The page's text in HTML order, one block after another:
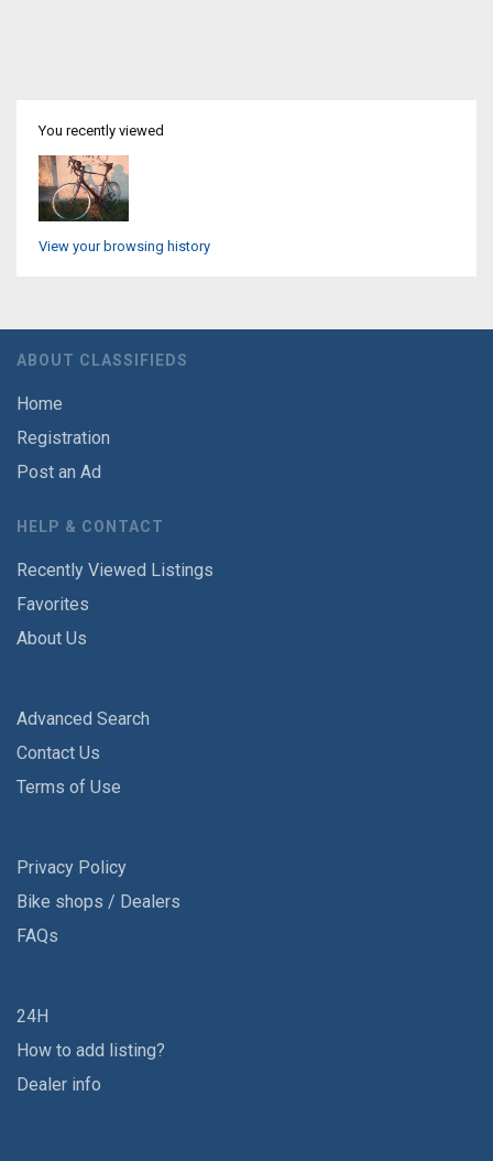
You recently viewed
View your browsing history
ABOUT CLASSIFIEDS
Home
Registration
Post an Ad
HELP & CONTACT
Recently Viewed Listings
Favorites
About Us
Advanced Search
Contact Us
Terms of Use
Privacy Policy
Bike shops / Dealers
FAQs
24H
How to add listing?
Dealer info